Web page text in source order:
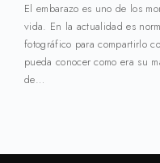
El embarazo es uno de los
vida. En la actualidad es
fotográfico para compartirlo
pueda conocer como era su
de…